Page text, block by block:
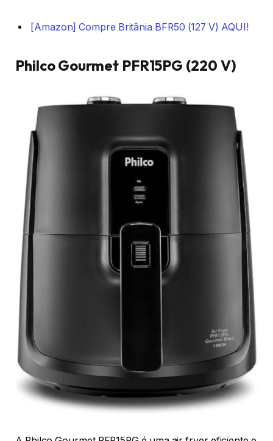
[Amazon] Compre Britânia BFR50 (127 V) AQUI!
Philco Gourmet PFR15PG (220 V)